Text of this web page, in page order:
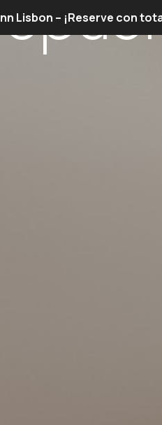
Lisbon – ¡Reserve con